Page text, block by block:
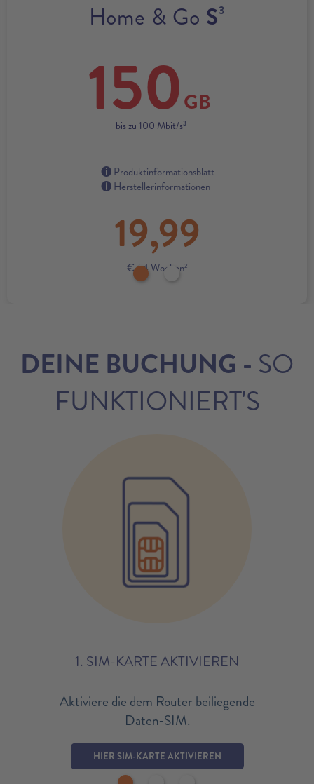
Home & Go S3
150GB
bis zu 100 Mbit/s3
Produktinformationsblatt
Herstellerinformationen
19,99
€/ 4 Wochen2
DEINE BUCHUNG - SO
FUNKTIONIERT'S
1. SIM-KARTE AKTIVIEREN
Aktiviere die dem Router beiliegende
Daten‑SIM.
HIER SIM-KARTE AKTIVIEREN